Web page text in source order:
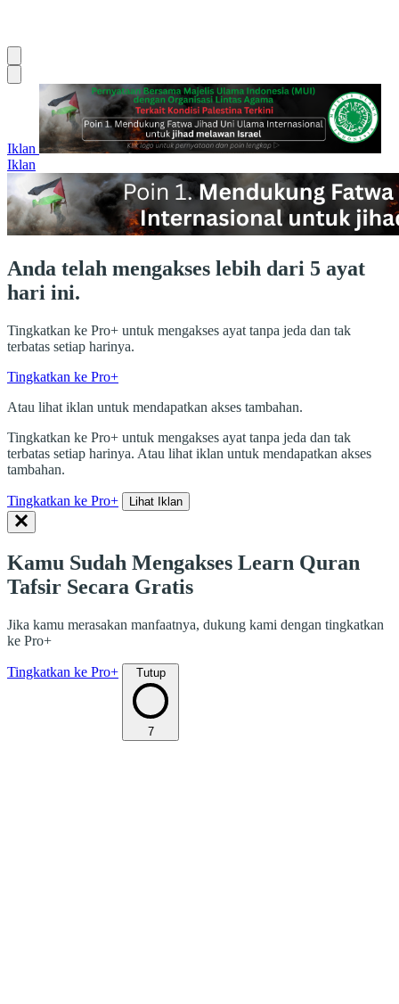
Iklan
Iklan
Anda telah mengakses lebih dari 5 ayat
hari ini.
Tingkatkan ke Pro+ untuk mengakses ayat tanpa jeda dan tak
terbatas setiap harinya.
Tingkatkan ke Pro+
Atau lihat iklan untuk mendapatkan akses tambahan.
Tingkatkan ke Pro+ untuk mengakses ayat tanpa jeda dan tak
terbatas setiap harinya. Atau lihat iklan untuk mendapatkan akses
tambahan.
Tingkatkan ke Pro+ Lihat Iklan
Kamu Sudah Mengakses Learn Quran
Tafsir Secara Gratis
Jika kamu merasakan manfaatnya, dukung kami dengan tingkatkan
ke Pro+
Tingkatkan ke Pro+ Tutup
7